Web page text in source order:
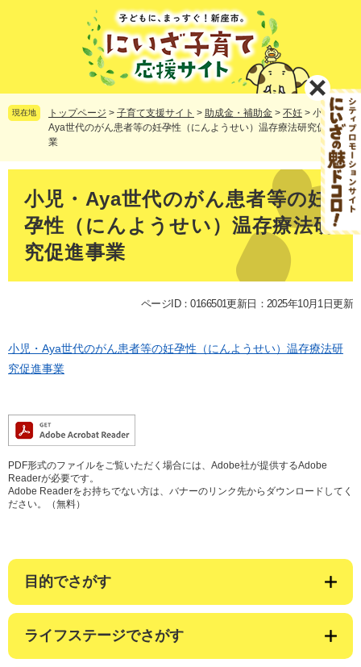
頭
で
飛
ば
本
現在地 トップページ > 子育て支援サイト > 助成金・補助金 > 不妊 > 小児・
Aya世代のがん患者等の妊孕性（にんようせい）温存療法研究促進事
業
小児・Aya世代のがん患者等の妊
孕性（にんようせい）温存療法研
究促進事業
ページID：0166501更新日：2025年10月1日更新
小児・Aya世代のがん患者等の妊孕性（にんようせい）温存療法研
究促進事業
PDF形式のファイルをご覧いただく場合には、Adobe社が提供するAdobe
Readerが必要です。
Adobe Readerをお持ちでない方は、バナーのリンク先からダウンロードしてく
ださい。（無料）
目的でさがす
ライフステージでさがす